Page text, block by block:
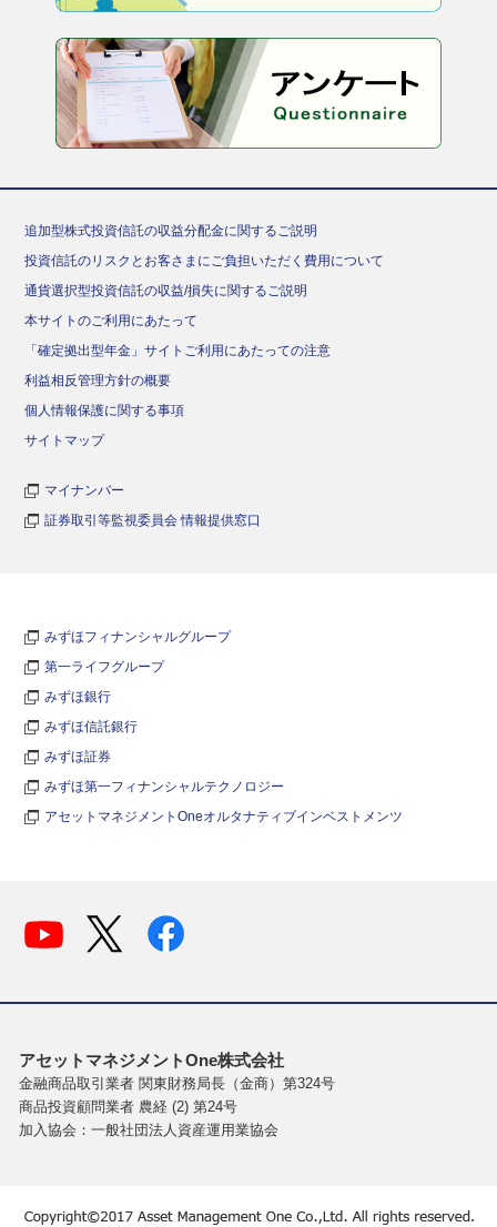
追加型株式投資信託の収益分配金に関するご説明
投資信託のリスクとお客さまにご負担いただく費用について
通貨選択型投資信託の収益/損失に関するご説明
本サイトのご利用にあたって
「確定拠出型年金」サイトご利用にあたっての注意
利益相反管理方針の概要
個人情報保護に関する事項
サイトマップ
マイナンバー
証券取引等監視委員会 情報提供窓口
みずほフィナンシャルグループ
第一ライフグループ
みずほ銀行
みずほ信託銀行
みずほ証券
みずほ第一フィナンシャルテクノロジー
アセットマネジメントOneオルタナティブインベストメンツ
アセットマネジメントOne株式会社
金融商品取引業者 関東財務局長（金商）第324号
商品投資顧問業者 農経 (2) 第24号
加入協会：一般社団法人資産運用業協会